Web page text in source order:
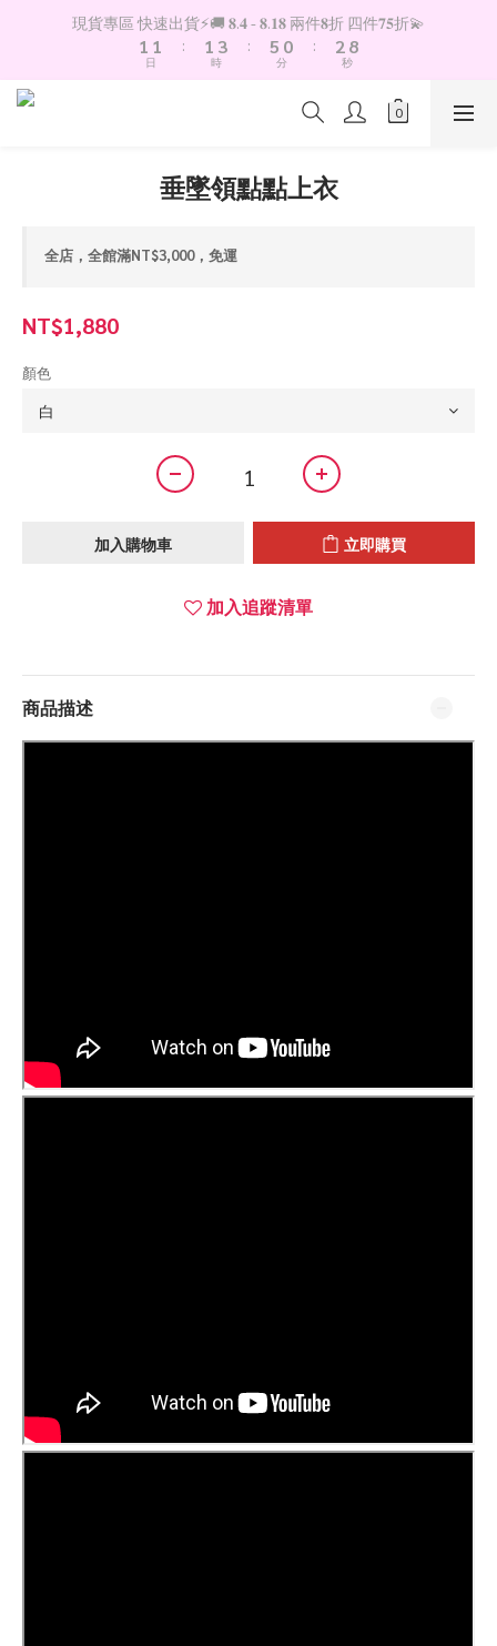
現貨專區 快速出貨⚡️🚚 𝟖.𝟒 - 𝟖.𝟏𝟖 兩件𝟖折 四件𝟕𝟓折💫
2
1
0
2
1
0
日
:
2
1
0
4
3
2
時
:
6
5
4
1
0
分
:
3
2
1
9
8
7
5
秒
垂墜領點點上衣
全店，全館滿NT$3,000，免運
NT$1,880
顏色
加入購物車 立即購買
加入追蹤清單
商品描述